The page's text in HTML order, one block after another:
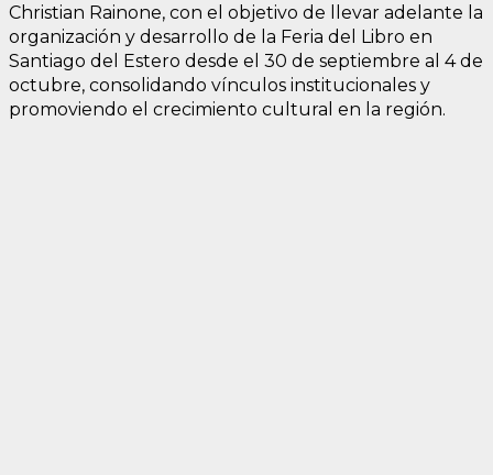
Christian Rainone, con el objetivo de llevar adelante la
organización y desarrollo de la Feria del Libro en
Santiago del Estero desde el 30 de septiembre al 4 de
octubre, consolidando vínculos institucionales y
promoviendo el crecimiento cultural en la región.